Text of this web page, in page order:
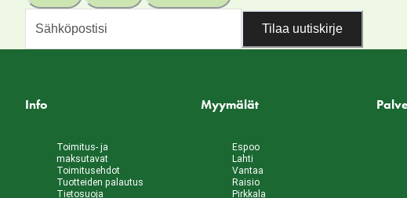
Tilaa uutiskirje
Info
Toimitus- ja
maksutavat
Toimitusehdot
Tuotteiden palautus
Tietosuoja
Myymälät
Espoo
Lahti
Vantaa
Raisio
Pirkkala